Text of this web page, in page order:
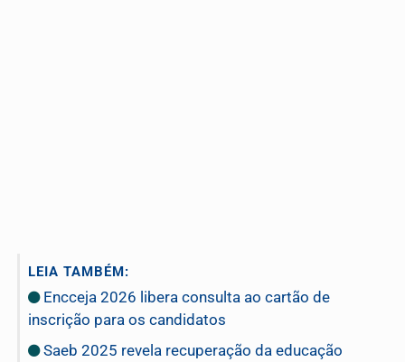
LEIA TAMBÉM:
Encceja 2026 libera consulta ao cartão de
inscrição para os candidatos
Saeb 2025 revela recuperação da educação